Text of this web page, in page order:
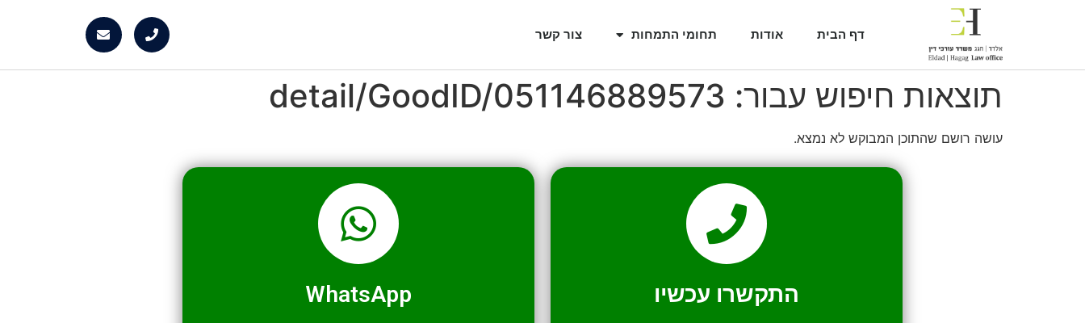
דף הבית אודות תחומי התמחות צור קשר
תוצאות חיפוש עבור: detail/GoodID/051146889573
עושה רושם שהתוכן המבוקש לא נמצא.
התקשרו עכשיו WhatsApp